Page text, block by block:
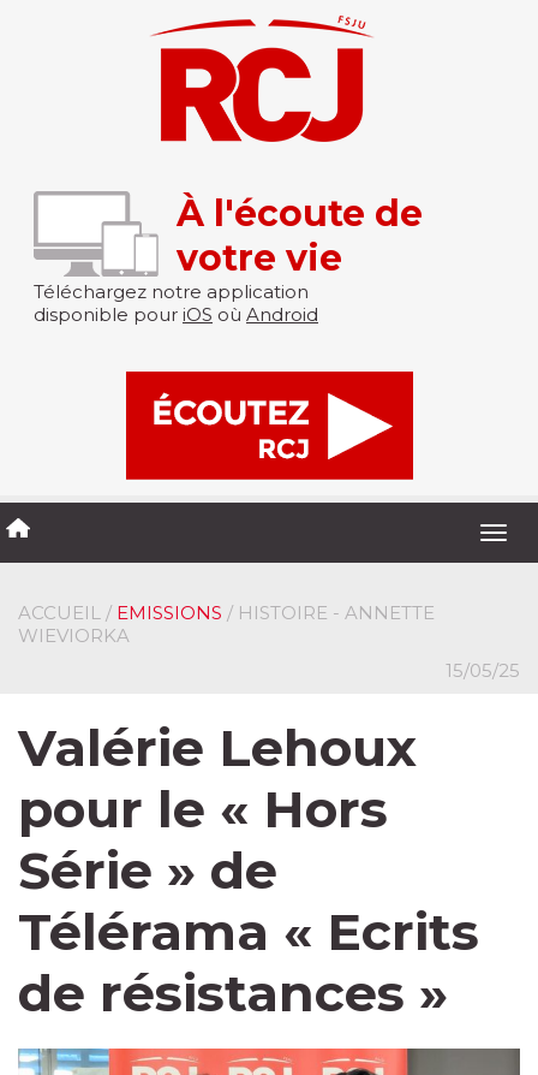
À l'écoute de
votre vie
Téléchargez notre application
disponible pour iOS où Android
ACCUEIL / EMISSIONS / HISTOIRE - ANNETTE
WIEVIORKA
15/05/25
Valérie Lehoux
pour le « Hors
Série » de
Télérama « Ecrits
de résistances »